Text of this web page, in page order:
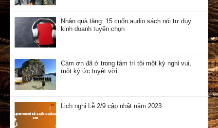
Nhận quà tặng: 15 cuốn audio sách nói tư duy
kinh doanh tuyển chọn
Cảm ơn đã ở trong tâm trí tôi một kỳ nghỉ vui,
một ký ức tuyệt vời
Lịch nghỉ Lễ 2/9 cập nhật năm 2023